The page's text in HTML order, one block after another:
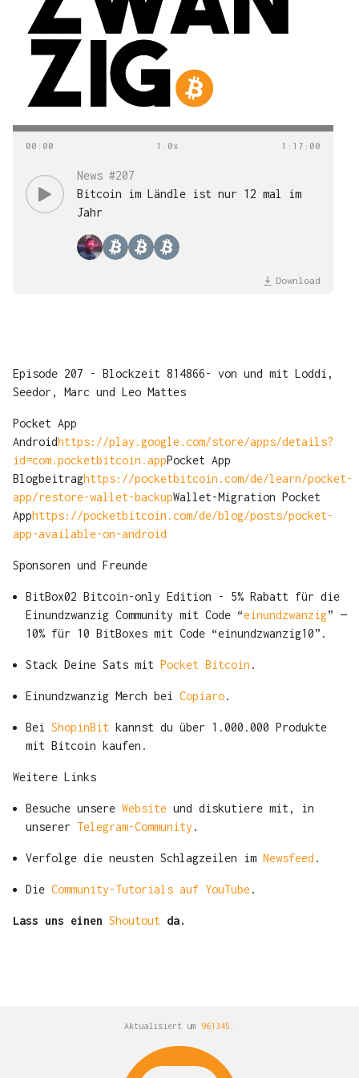
00 : 00 1 : 17 : 00
News #207
Bitcoin im Ländle ist nur 12 mal im
Jahr
Download
Episode 207 - Blockzeit 814866- von und mit Loddi,
Seedor, Marc und Leo Mattes
Pocket App
Android https://play.google.com/store/apps/details?
id=com.pocketbitcoin.appPocket App
Blogbeitraghttps://pocketbitcoin.com/de/learn/pocket-
app/restore-wallet-backupWallet-Migration Pocket
Apphttps://pocketbitcoin.com/de/blog/posts/pocket-
app-available-on-android
Sponsoren und Freunde
BitBox02 Bitcoin-only Edition - 5% Rabatt für die
Einundzwanzig Community mit Code “einundzwanzig” —
10% für 10 BitBoxes mit Code “einundzwanzig10”.
Stack Deine Sats mit Pocket Bitcoin .
Einundzwanzig Merch bei Copiaro.
Bei ShopinBit kannst du über 1.000.000 Produkte
mit Bitcoin kaufen.
Weitere Links
Besuche unsere Website und diskutiere mit, in
unserer Telegram-Community .
Verfolge die neusten Schlagzeilen im Newsfeed .
Die Community-Tutorials auf YouTube.
Lass uns einen Shoutout da.
Aktualisiert um 961345 .